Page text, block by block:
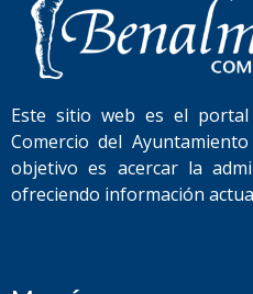
Este sitio web es el
Comercio del
objetivo es acercar la
ofreciendo información